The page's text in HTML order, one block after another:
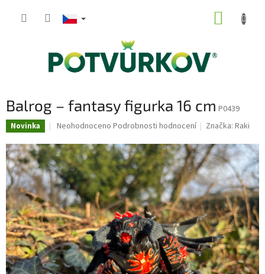
Balrog – fantasy figurka 16 cm P0439
Novinka
Průměrné
produktu
je
0,0
z
5
hvězdiček.
Neohodnoceno Podrobnosti hodnocení Značka:Raki